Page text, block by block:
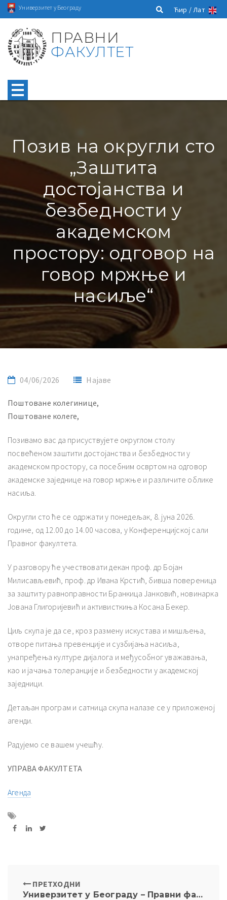
Универзитет у Београду Ћир /Лат
ПРАВНИ
ФАКУЛТЕТ
Позив на округли сто
„Заштита
достојанства и
безбедности у
академском
простору: одговор на
говор мржње и
насиље“
04/06/2026 Најаве
Поштоване колегинице,
Поштоване колеге,
Позивамо вас да присуствујете округлом столу
посвећеном заштити достојанства и безбедности у
академском простору, са посебним освртом на одговор
академске заједнице на говор мржње и различите облике
насиља.
Округли сто ће се одржати у понедељак, 8. јуна 2026.
године, од 12.00 до 14.00 часова, у Конференцијској сали
Правног факултета.
У разговору ће учествовати декан проф. др Бојан
Милисављевић, проф. др Ивана Крстић, бивша повереница
за заштиту равноправности Бранкица Јанковић, новинарка
Јована Глигоријевић и активисткиња Косана Бекер.
Циљ скупа је да се, кроз размену искустава и мишљења,
отворе питања превенције и сузбијања насиља,
унапређења културе дијалога и међусобног уважавања,
као и јачања толеранције и безбедности у академској
заједници.
Детаљан програм и сатница скупа налазе се у приложеној
агенди.
Радујемо се вашем учешћу.
УПРАВА ФАКУЛТЕТА
Агенда
ПРЕТХОДНИ
Универзитет у Београду – Правни факултет расписује конкурс за избор у звање и заснивање радног односа